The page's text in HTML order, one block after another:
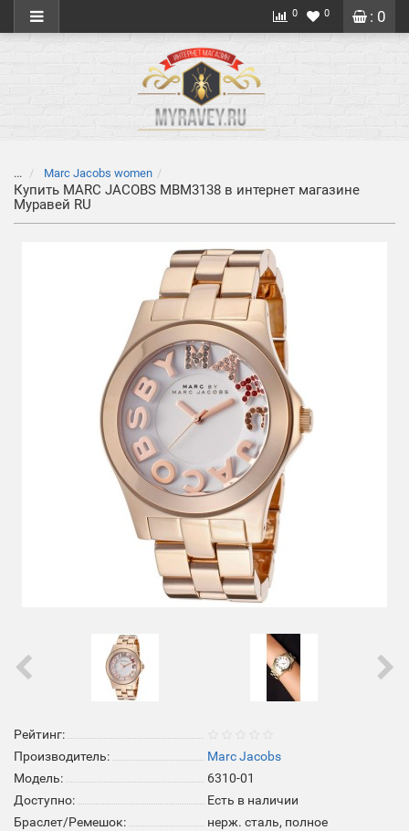
: 0
0 0
... Marc Jacobs women
Купить MARC JACOBS MBM3138 в интернет магазине
Муравей RU
Рейтинг:
Производитель:
Marc Jacobs
Модель:
6310-01
Доступно:
Есть в наличии
Браслет/Ремешок:
нерж. сталь, полное